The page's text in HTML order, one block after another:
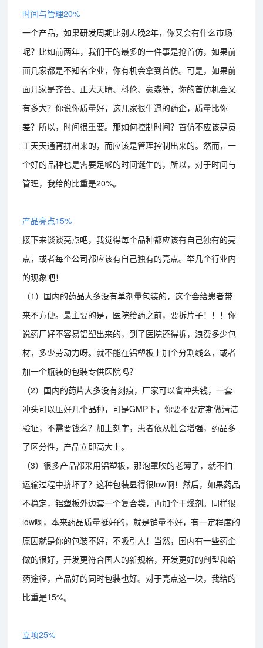
时间与管理20%
一个产品，如果研发周期比别人晚2年，你又会有什么市场
呢？比如前两年，我们干的最多的一件事是抢首仿，如果前
面几家都是不知名企业，你有机会拿到首仿。可是，如果前
面几家是齐鲁、正大天晴、科伦、豪森等，你的首仿机会又
有多大？你说你质量好，这几家很牛逼的药企，质量比你
差？所以，时间很重要。那如何控制时间？首仿不应该是员
工天天通宵拼出来的，而应该是管理控制出来的。然而，一
个好的品种也是需要足够的时间诞生的，所以，对于时间与
管理，我给的比重是20%。
产品亮点15%
接下来谈谈亮点吧，我觉得每个品种都应该有自己独有的亮
点，或者每个公司都应该有自己独有的亮点。举几个行业内
的现象吧！
（1）国内的药品大多没有单剂量包装的，这个会给患者带
来不方便。最主要的是，医院给药之前，要拆片子！！！你
说药厂好不容易铝塑出来的，到了医院还得拆，浪费多少包
材，多少劳动力呀。就不能在铝塑板上加个分割线么，或者
加一个瓶装的包装专供医院吗？
（2）国内的药片大多没有刻痕，厂家可以省冲头钱，一套
冲头可以压好几个品种，可是GMP下，你要不要定期做清洁
验证，不需要钱么？加上刻字，患者依从性会增强，药品多
了区分性，产品立即高大上。
（3）很多产品都采用铝塑板，那泡罩吹的老薄了，就不怕
运输过程中挤坏了？这种包装显得很low啊！然后，如果药品
不稳定，铝塑板外边套一个复合袋，再加个干燥剂。同样很
low啊，本来药品质量挺好的，就是销量不好，有一定程度的
原因就是你的包装不好，不吸引人！当然，国内有一些药企
做的很好，开发更符合国人的新规格，开发更好的剂型和给
药途径，产品好的同时包装也好。对于亮点这一块，我给的
比重是15%。
立项25%